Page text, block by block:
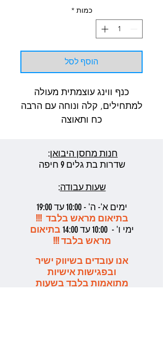
כמות *
הוסף לסל
כנף ווינג עוצמתית מעולה
למתחילים, קלה ונוחה עם הרבה
כח ותאוצה
חנות מחסן היבואן:
שדרות בת גלים 9 חיפה
שעות עבודה:
ימים א'- ה' - 10:00 עד 19:00
בתיאום מראש בלבד !!!
ימי ו' - 10:00 עד 14:00
בתיאום
מראש בלבד !!!
אנו עובדים בשיווק ישיר
ובפגישות אישיות
מתואמות בלבד בשעות